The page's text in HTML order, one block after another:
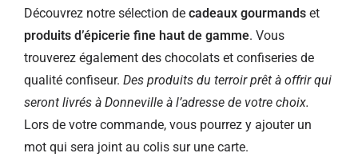
Découvrez notre sélection de cadeaux gourmands et
produits d’épicerie fine haut de gamme. Vous
trouverez également des chocolats et confiseries de
qualité confiseur. Des produits du terroir prêt à offrir qui
seront livrés à Donneville à l’adresse de votre choix.
Lors de votre commande, vous pourrez y ajouter un
mot qui sera joint au colis sur une carte.